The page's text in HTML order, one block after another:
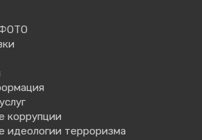
коррупции
идеологии терроризма